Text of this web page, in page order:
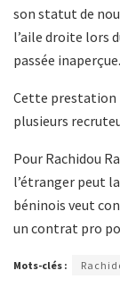
son statut de
l’aile droite lors
passée inaperçue.
Cette prestation
plusieurs
Pour Rachidou
l’étranger peut
béninois veut
un contrat pro
Mots-clés :